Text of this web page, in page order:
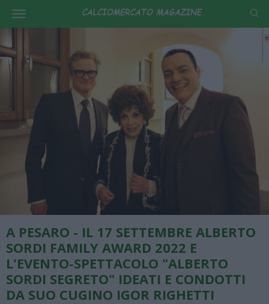
A PESARO - IL 17 SETTEMBRE ALBERTO
SORDI FAMILY AWARD 2022 E
L'EVENTO-SPETTACOLO "ALBERTO
SORDI SEGRETO" IDEATI E CONDOTTI
DA SUO CUGINO IGOR RIGHETTI